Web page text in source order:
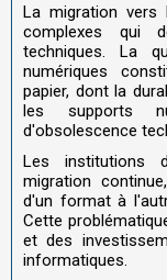
La migration vers
complexes qui
techniques. La
numériques
papier, dont la
les supports
d'obsolescence
Les institutions
migration
d'un format à
Cette
et des
informatiques.